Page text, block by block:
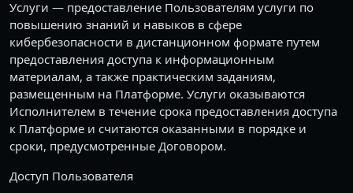
Услуги — предоставление Пользователям услуги по
повышению знаний и навыков в сфере
кибербезопасности в дистанционном формате путем
предоставления доступа к информационным
материалам, а также практическим заданиям,
размещенным на Платформе. Услуги оказываются
Исполнителем в течение срока предоставления доступа
к Платформе и считаются оказанными в порядке и
сроки, предусмотренные Договором.
Доступ Пользователя